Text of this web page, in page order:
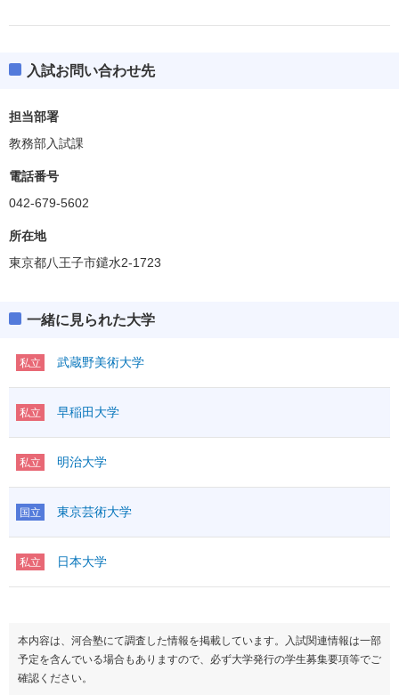
入試お問い合わせ先
担当部署
教務部入試課
電話番号
042-679-5602
所在地
東京都八王子市鑓水2-1723
一緒に見られた大学
私立 武蔵野美術大学
私立 早稲田大学
私立 明治大学
国立 東京芸術大学
私立 日本大学
本内容は、河合塾にて調査した情報を掲載しています。入試関連情報は一部
予定を含んでいる場合もありますので、必ず大学発行の学生募集要項等でご
確認ください。